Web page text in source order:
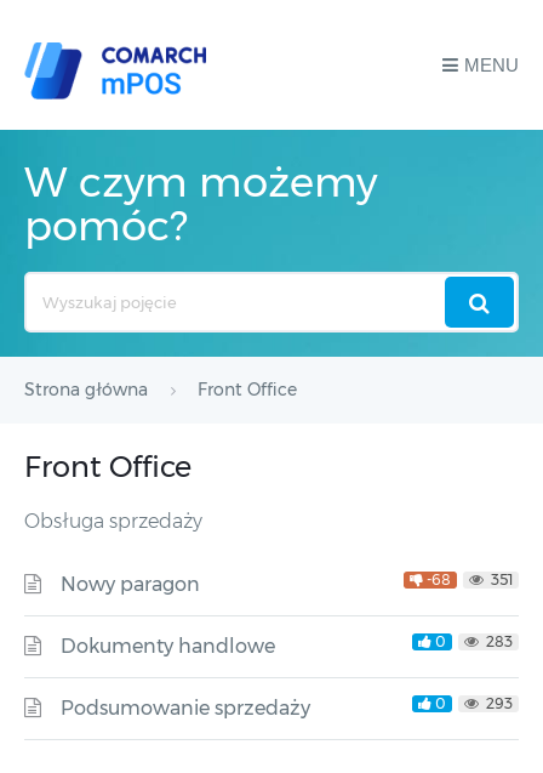
MENU
W czym możemy
pomóc?
Strona główna Front Office
Front Office
Obsługa sprzedaży
Nowy paragon -68 351
Dokumenty handlowe 0 283
Podsumowanie sprzedaży 0 293